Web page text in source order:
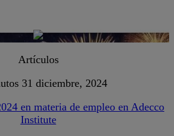
Artículos
31 diciembre, 2024
en materia de empleo en Adecco
Institute